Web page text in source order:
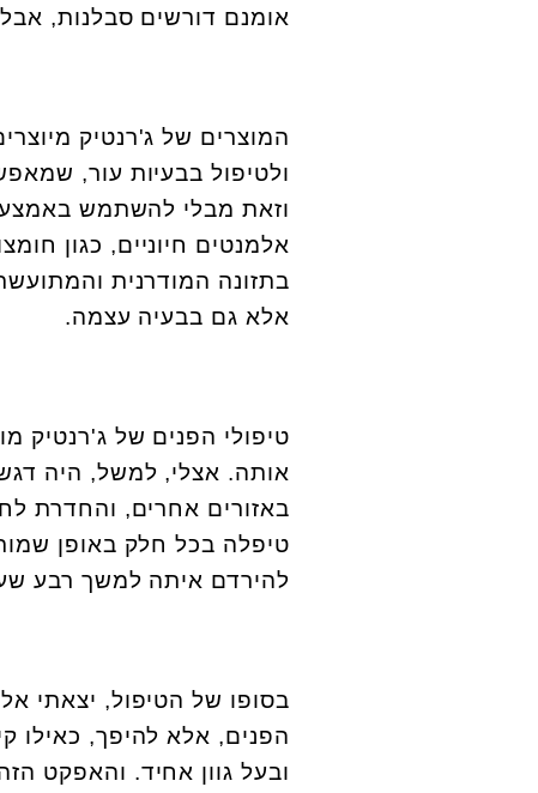
אומנם דורשים סבלנות,
המוצרים של ג'רנטיק
ולטיפול בבעיות עור,
וזאת מבלי להשתמש
אלמנטים חיוניים, כגון
בתזונה המודרנית
אלא גם בבעיה עצמה.
טיפולי הפנים של ג'רנטיק
אותה. אצלי, למשל, היה דגש
באזורים אחרים, והחדרת
טיפלה בכל חלק באופן
להירדם איתה למשך רבע
בסופו של הטיפול, יצאתי
הפנים, אלא להיפך, כאילו
ובעל גוון אחיד. והאפקט